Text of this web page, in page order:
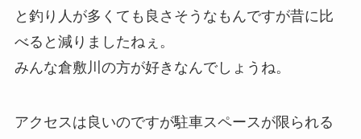
と釣り人が多くても良さそうなもんですが昔に比
べると減りましたねぇ。
みんな倉敷川の方が好きなんでしょうね。
アクセスは良いのですが駐車スペースが限られる